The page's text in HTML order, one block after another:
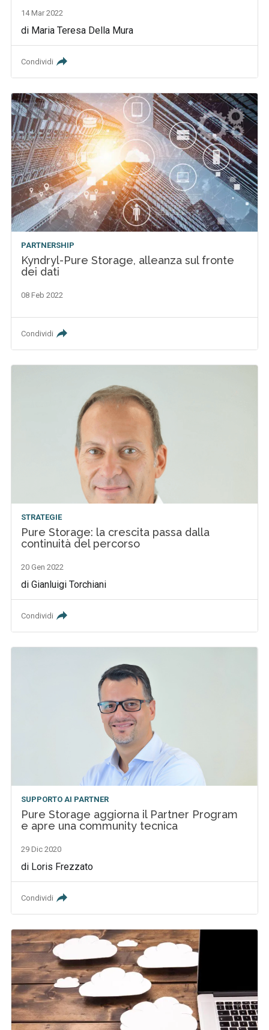
14 Mar 2022
di Maria Teresa Della Mura
Condividi
PARTNERSHIP
Kyndryl-Pure Storage, alleanza sul fronte
dei dati
08 Feb 2022
Condividi
STRATEGIE
Pure Storage: la crescita passa dalla
continuità del percorso
20 Gen 2022
di Gianluigi Torchiani
Condividi
SUPPORTO AI PARTNER
Pure Storage aggiorna il Partner Program
e apre una community tecnica
29 Dic 2020
di Loris Frezzato
Condividi